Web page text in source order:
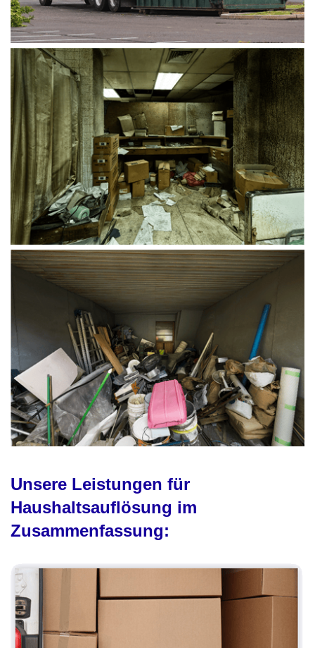
Unsere Leistungen für
Haushaltsauflösung im
Zusammenfassung: